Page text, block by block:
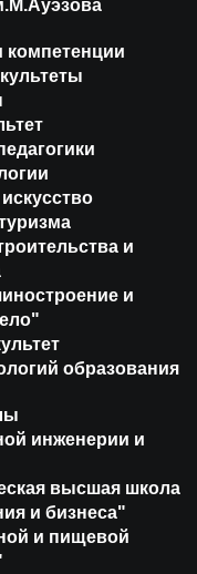
компетенции
и
и
образования
инженерии и
высшая школа
и бизнеса"
и пищевой